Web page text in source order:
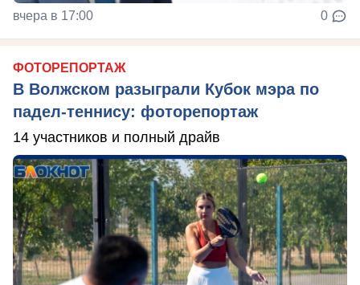
вчера в 17:00 0
ФОТОРЕПОРТАЖ
В Волжском разыграли Кубок мэра по
падел-теннису: фоторепортаж
14 участников и полный драйв